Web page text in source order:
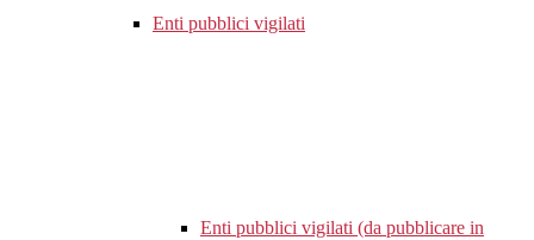
Enti pubblici vigilati
Enti pubblici vigilati (da pubblicare in